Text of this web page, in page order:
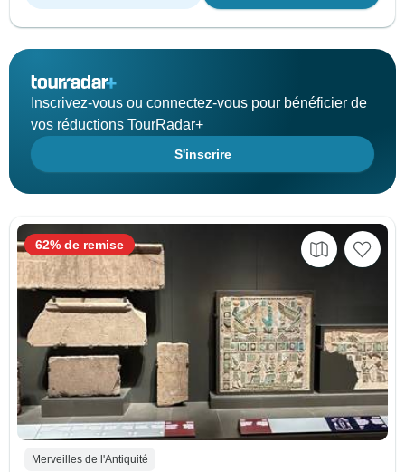
Inscrivez-vous ou connectez-vous pour bénéficier de
vos réductions TourRadar+
S'inscrire
Merveilles de l'Antiquité
62% de remise